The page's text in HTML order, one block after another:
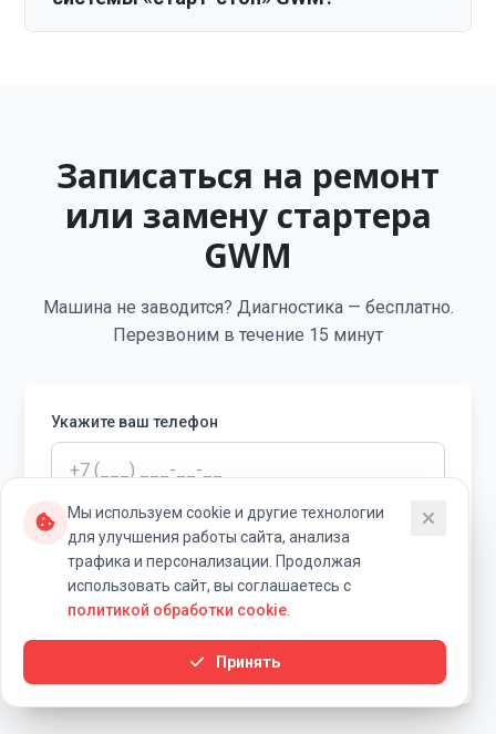
Записаться на ремонт
или замену стартера
GWM
Машина не заводится? Диагностика — бесплатно.
Перезвоним в течение 15 минут
Укажите ваш телефон
В течение 15 минут вам перезвонит специалист
«Ровный Ход» для уточнения деталей заявки.
Я согласен на обработку персональных данных
Записаться на ремонт
Мы используем cookie и другие технологии
для улучшения работы сайта, анализа
трафика и персонализации. Продолжая
использовать сайт, вы соглашаетесь с
политикой обработки cookie
Принять